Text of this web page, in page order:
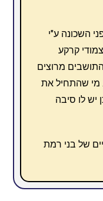
השכונה ע"י
קרקע
התושבים מרוצים
מי שהתחיל את
יש לו סיבה
של בני רמת